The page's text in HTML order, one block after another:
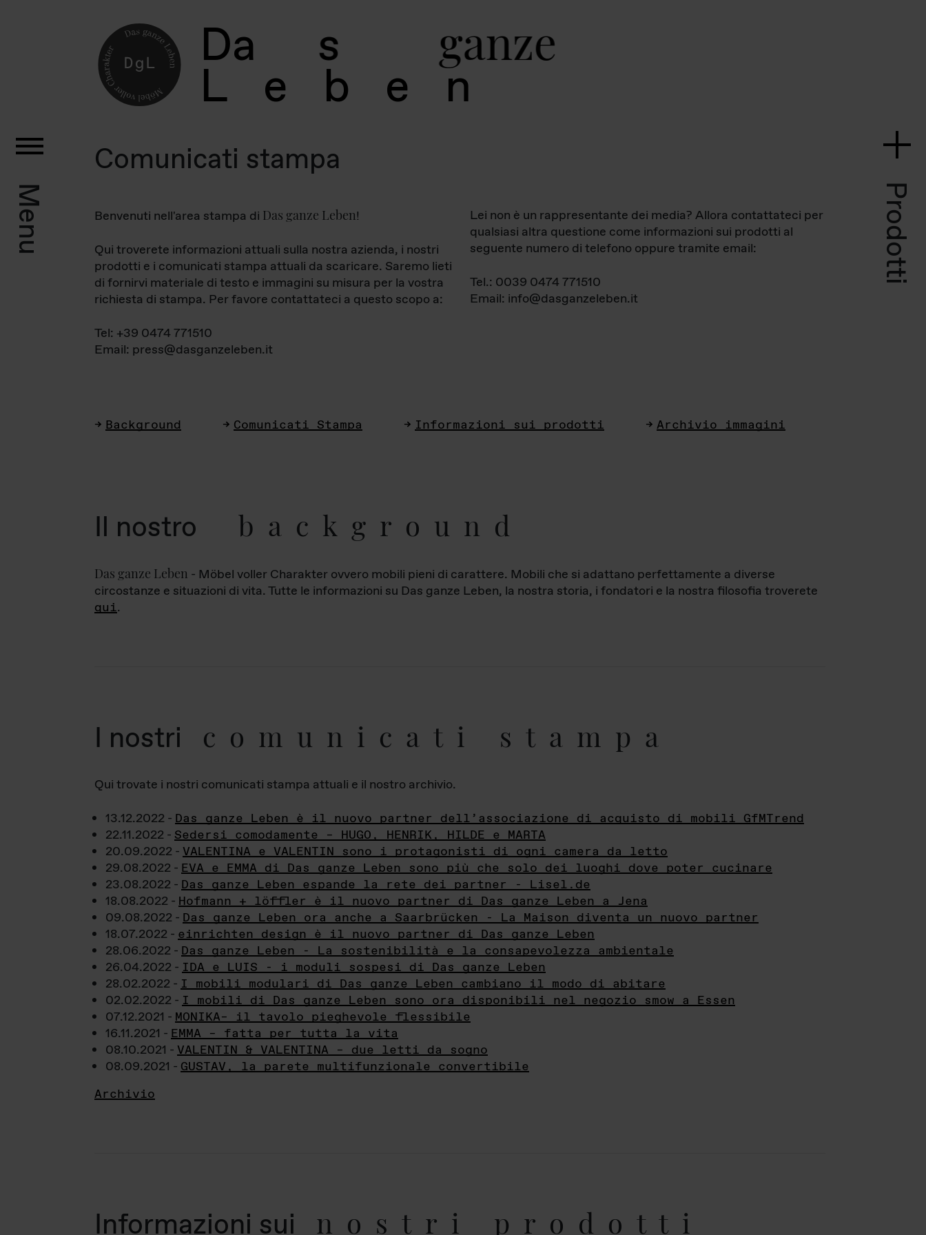
Da s ganz
L e b
Menu Prodotti
Comunicati stampa
Benvenuti nell'area stampa di Das ganze Leben!
Qui troverete informazioni attuali sulla nostra azienda, i nostri
prodotti e i comunicati stampa attuali da scaricare. Saremo lieti
di fornirvi materiale di testo e immagini su misura per la vostra
richiesta di stampa. Per favore contattateci a questo scopo a:
Tel: +39 0474 771510
Email: press@dasganzeleben.it
Lei non è un rappresentante dei media? Allora contattateci per
qualsiasi altra questione come informazioni sui prodotti al
seguente numero di telefono oppure tramite email:
Tel.: 0039 0474 771510
Email: info@dasganzeleben.it
Background Comunicati Stampa Informazioni sui prodotti Archivio immagini
Il nostro background
Das ganze Leben - Möbel voller Charakter ovvero mobili pieni di carattere. Mobili che si adattano perfettamente a diverse
circostanze e situazioni di vita. Tutte le informazioni su Das ganze Leben, la nostra storia, i fondatori e la nostra filosofia troverete
qui.
I nostri comunicati stampa
Qui trovate i nostri comunicati stampa attuali e il nostro archivio.
13.12.2022 - Das ganze Leben è il nuovo partner dell’associazione di acquisto di mobili GfMTrend
22.11.2022 - Sedersi comodamente – HUGO, HENRIK, HILDE e MARTA
20.09.2022 - VALENTINA e VALENTIN sono i protagonisti di ogni camera da letto
29.08.2022 - EVA e EMMA di Das ganze Leben sono più che solo dei luoghi dove poter cucinare
23.08.2022 - Das ganze Leben espande la rete dei partner - Lisel.de
18.08.2022 - Hofmann + löffler è il nuovo partner di Das ganze Leben a Jena
09.08.2022 - Das ganze Leben ora anche a Saarbrücken - La Maison diventa un nuovo partner
18.07.2022 - einrichten design è il nuovo partner di Das ganze Leben
28.06.2022 - Das ganze Leben - La sostenibilità e la consapevolezza ambientale
26.04.2022 - IDA e LUIS - i moduli sospesi di Das ganze Leben
28.02.2022 - I mobili modulari di Das ganze Leben cambiano il modo di abitare
02.02.2022 - I mobili di Das ganze Leben sono ora disponibili nel negozio smow a Essen
07.12.2021 - MONIKA– il tavolo pieghevole flessibile
16.11.2021 - EMMA – fatta per tutta la vita
08.10.2021 - VALENTIN & VALENTINA – due letti da sogno
08.09.2021 - GUSTAV, la parete multifunzionale convertibile
Archivio
Informazioni sui nostri prodotti